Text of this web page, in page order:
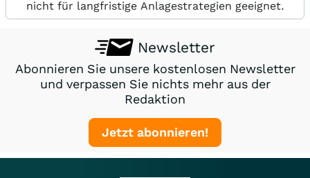
nicht für langfristige Anlagestrategien geeignet.
Newsletter
Abonnieren Sie unsere kostenlosen Newsletter
und verpassen Sie nichts mehr aus der
Redaktion
Jetzt abonnieren!